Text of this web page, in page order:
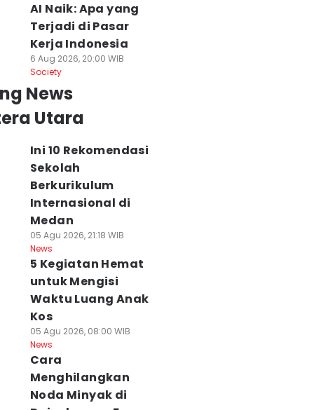
AI Naik: Apa yang
Terjadi di Pasar
Kerja Indonesia
6 Aug 2026, 20:00 WIB
Society
News
Utara
Ini 10 Rekomendasi
Sekolah
Berkurikulum
Internasional di
Medan
05 Agu 2026, 21:18 WIB
News
5 Kegiatan Hemat
untuk Mengisi
Waktu Luang Anak
Kos
05 Agu 2026, 08:00 WIB
News
Cara
Menghilangkan
Noda Minyak di